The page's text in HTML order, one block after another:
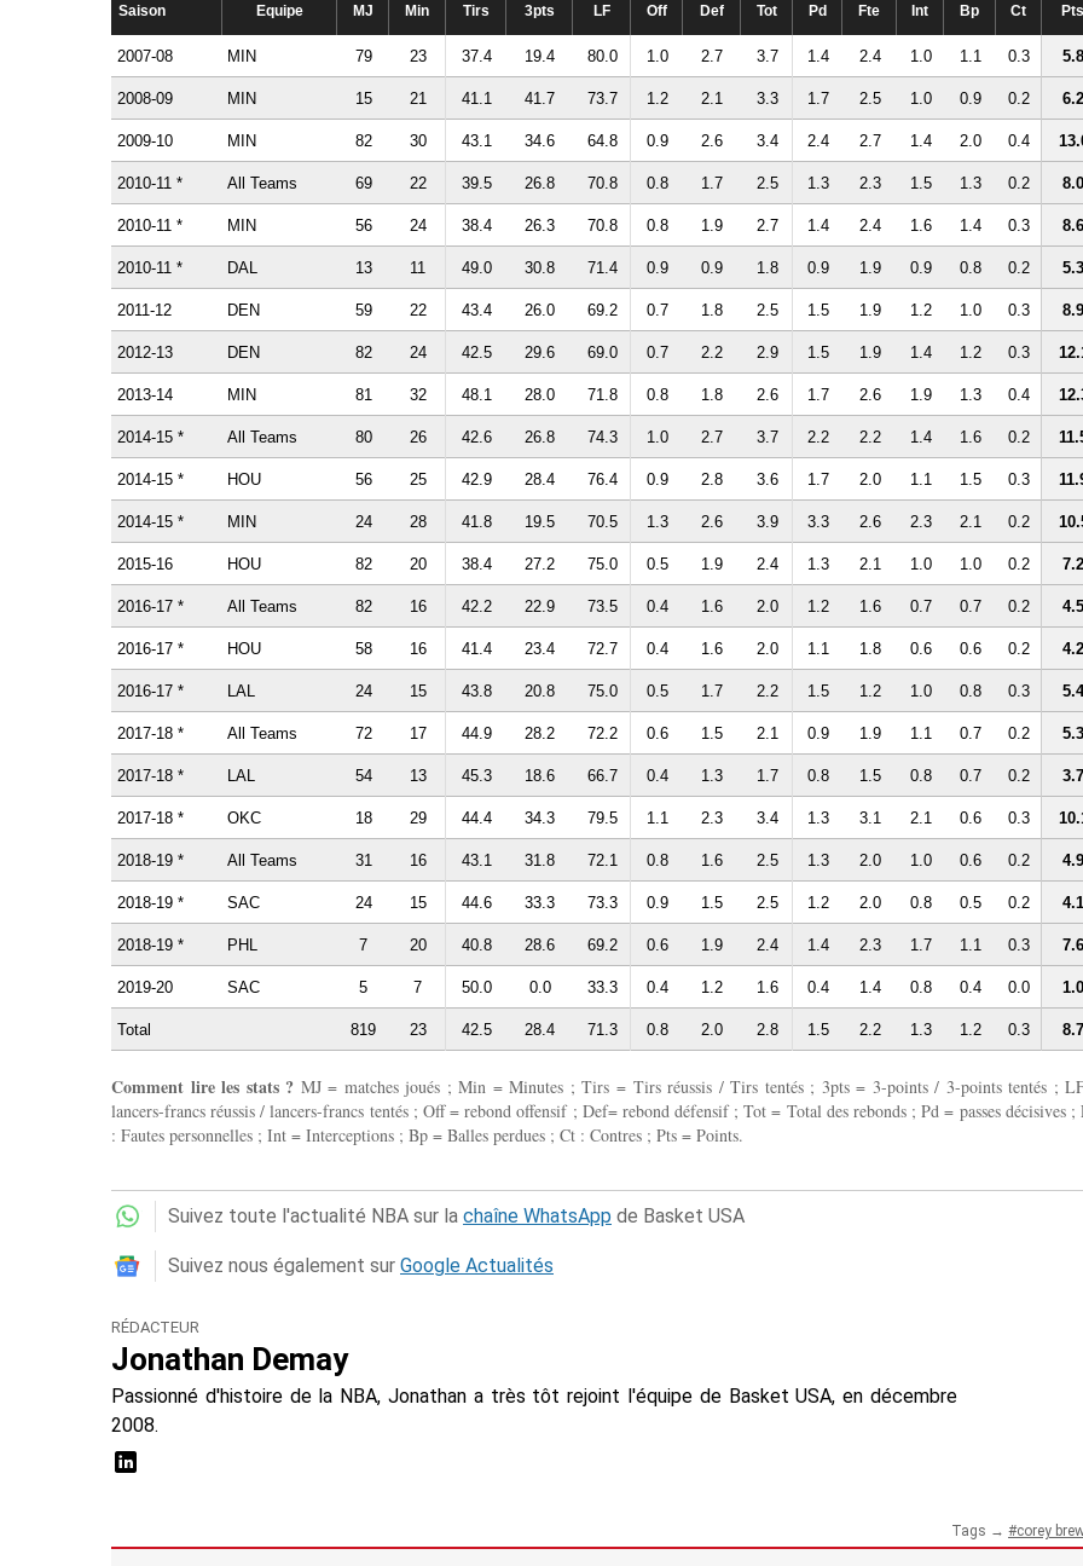
Saison Equipe MJ Min Tirs 3pts LF Off Def Tot Pd Fte Int Bp Ct Pts
2007-08 MIN 79 23 37.4 19.4 80.0 1.0 2.7 3.7 1.4 2.4 1.0 1.1 0.3 5.8
2008-09 MIN 15 21 41.1 41.7 73.7 1.2 2.1 3.3 1.7 2.5 1.0 0.9 0.2 6.2
2009-10 MIN 82 30 43.1 34.6 64.8 0.9 2.6 3.4 2.4 2.7 1.4 2.0 0.4
2010-11 * All Teams 69 22 39.5 26.8 70.8 0.8 1.7 2.5 1.3 2.3 1.5 1.3 0.2 8.0
2010-11 * MIN 56 24 38.4 26.3 70.8 0.8 1.9 2.7 1.4 2.4 1.6 1.4 0.3 8.6
2010-11 * DAL 13 11 49.0 30.8 71.4 0.9 0.9 1.8 0.9 1.9 0.9 0.8 0.2 5.3
2011-12 DEN 59 22 43.4 26.0 69.2 0.7 1.8 2.5 1.5 1.9 1.2 1.0 0.3 8.9
2012-13 DEN 82 24 42.5 29.6 69.0 0.7 2.2 2.9 1.5 1.9 1.4 1.2 0.3
2013-14 MIN 81 32 48.1 28.0 71.8 0.8 1.8 2.6 1.7 2.6 1.9 1.3 0.4
2014-15 * All Teams 80 26 42.6 26.8 74.3 1.0 2.7 3.7 2.2 2.2 1.4 1.6 0.2
2014-15 * HOU 56 25 42.9 28.4 76.4 0.9 2.8 3.6 1.7 2.0 1.1 1.5 0.3
2014-15 * MIN 24 28 41.8 19.5 70.5 1.3 2.6 3.9 3.3 2.6 2.3 2.1 0.2
2015-16 HOU 82 20 38.4 27.2 75.0 0.5 1.9 2.4 1.3 2.1 1.0 1.0 0.2 7.2
2016-17 * All Teams 82 16 42.2 22.9 73.5 0.4 1.6 2.0 1.2 1.6 0.7 0.7 0.2 4.5
2016-17 * HOU 58 16 41.4 23.4 72.7 0.4 1.6 2.0 1.1 1.8 0.6 0.6 0.2 4.2
2016-17 * LAL 24 15 43.8 20.8 75.0 0.5 1.7 2.2 1.5 1.2 1.0 0.8 0.3 5.4
2017-18 * All Teams 72 17 44.9 28.2 72.2 0.6 1.5 2.1 0.9 1.9 1.1 0.7 0.2 5.3
2017-18 * LAL 54 13 45.3 18.6 66.7 0.4 1.3 1.7 0.8 1.5 0.8 0.7 0.2 3.7
2017-18 * OKC 18 29 44.4 34.3 79.5 1.1 2.3 3.4 1.3 3.1 2.1 0.6 0.3
2018-19 * All Teams 31 16 43.1 31.8 72.1 0.8 1.6 2.5 1.3 2.0 1.0 0.6 0.2 4.9
2018-19 * SAC 24 15 44.6 33.3 73.3 0.9 1.5 2.5 1.2 2.0 0.8 0.5 0.2 4.1
2018-19 * PHL 7 20 40.8 28.6 69.2 0.6 1.9 2.4 1.4 2.3 1.7 1.1 0.3 7.6
2019-20 SAC 5 7 50.0 0.0 33.3 0.4 1.2 1.6 0.4 1.4 0.8 0.4 0.0 1.0
Total 819 23 42.5 28.4 71.3 0.8 2.0 2.8 1.5 2.2 1.3 1.2 0.3 8.7
Comment lire les stats ? MJ = matches joués ; Min = Minutes ; Tirs = Tirs réussis / Tirs tentés ; 3pts = 3-points / 3-points tentés ;
lancers-francs réussis / lancers-francs tentés ; Off = rebond offensif ; Def= rebond défensif ; Tot = Total des rebonds ; Pd = passes décisives ;
: Fautes personnelles ; Int = Interceptions ; Bp = Balles perdues ; Ct : Contres ; Pts = Points.
Suivez toute l'actualité NBA sur la chaîne WhatsApp de Basket USA
Suivez nous également sur Google Actualités
RÉDACTEUR
Jonathan Demay
Passionné d'histoire de la NBA, Jonathan a très tôt rejoint l'équipe de Basket USA, en décembre
2008.
Tags → corey